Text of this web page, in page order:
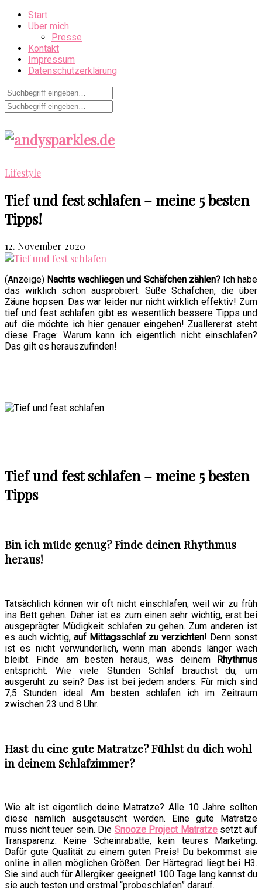
Start
Über mich
Presse
Kontakt
Impressum
Datenschutzerklärung
Lifestyle
Tief und fest schlafen – meine 5 besten
Tipps!
12. November 2020
(Anzeige) Nachts wachliegen und Schäfchen zählen?Ich habe
das wirklich schon ausprobiert. Süße Schäfchen, die über
Zäune hopsen. Das war leider nur nicht wirklich effektiv! Zum
tief und fest schlafen gibt es wesentlich bessere Tipps und
auf die möchte ich hier genauer eingehen! Zuallererst steht
diese Frage: Warum kann ich eigentlich nicht einschlafen?
Das gilt es herauszufinden!
Tief und fest schlafen – meine 5 besten
Tipps
Bin ich müde genug? Finde deinen Rhythmus
heraus!
Tatsächlich können wir oft nicht einschlafen, weil wir zu früh
ins Bett gehen. Daher ist es zum einen sehr wichtig, erst bei
ausgeprägter Müdigkeit schlafen zu gehen. Zum anderen ist
es auch wichtig, auf Mittagsschlaf zu verzichten! Denn sonst
ist es nicht verwunderlich, wenn man abends länger wach
bleibt. Finde am besten heraus, was deinem Rhythmus
entspricht. Wie viele Stunden Schlaf brauchst du, um
ausgeruht zu sein? Das ist bei jedem anders. Für mich sind
7,5 Stunden ideal. Am besten schlafen ich im Zeitraum
zwischen 23 und 8 Uhr.
Hast du eine gute Matratze? Fühlst du dich wohl
in deinem Schlafzimmer?
Wie alt ist eigentlich deine Matratze? Alle 10 Jahre sollten
diese nämlich ausgetauscht werden. Eine gute Matratze
muss nicht teuer sein. Die Snooze Project Matratzesetzt auf
Transparenz: Keine Scheinrabatte, kein teures Marketing.
Dafür gute Qualität zu einem guten Preis! Du bekommst sie
online in allen möglichen Größen. Der Härtegrad liegt bei H3.
Sie sind auch für Allergiker geeignet! 100 Tage lang kannst du
sie auch testen und erstmal “probeschlafen” darauf.